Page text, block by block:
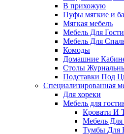
В прихожую
Пуфы мягкие и
Мягкая мебель
Мебель Для
Мебель Для
Комоды
Домашние
Столы
Подставки Под
Специализированная
Для хореки
Мебель для
Кровати И
Мебель
Тумбы Для